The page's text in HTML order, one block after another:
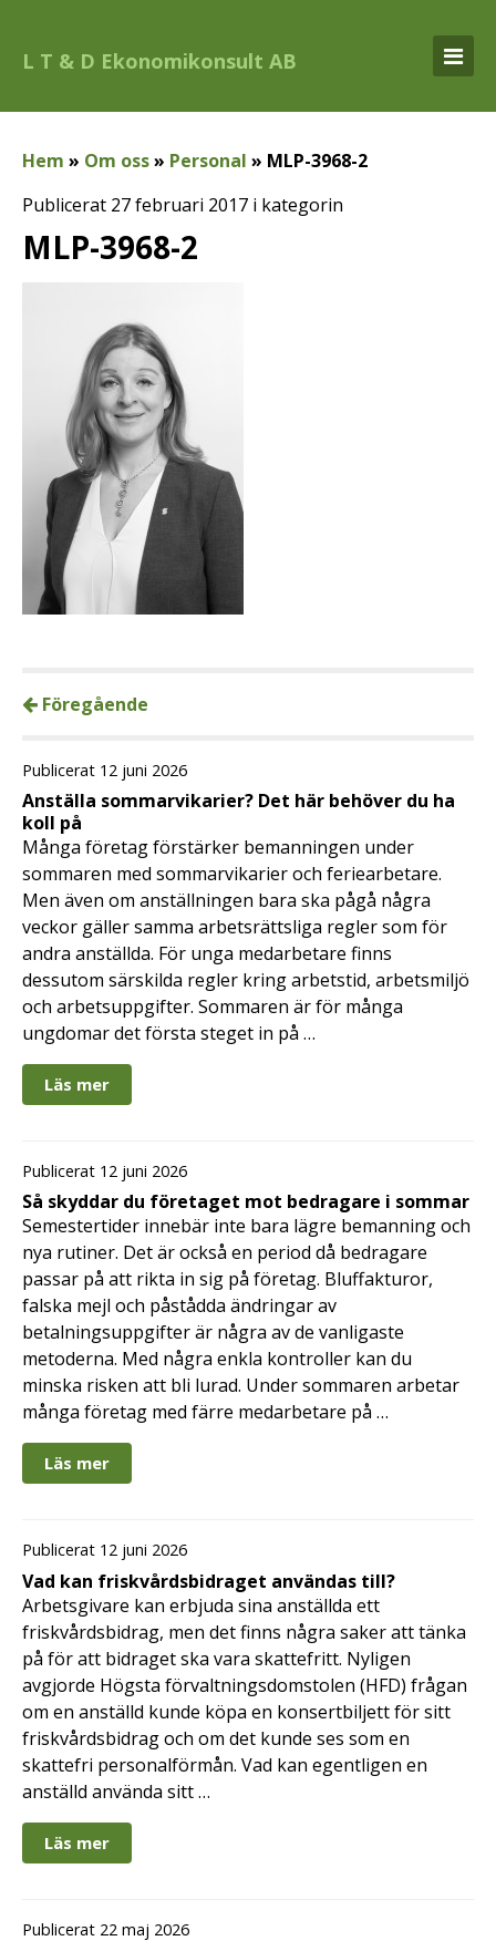
L T & D Ekonomikonsult AB
Hem » Om oss» Personal » MLP-3968-2
Publicerat 27 februari 2017 i kategorin
MLP-3968-2
Föregående
Publicerat 12 juni 2026
Anställa sommarvikarier? Det här behöver du ha
koll på
Många företag förstärker bemanningen under
sommaren med sommarvikarier och feriearbetare.
Men även om anställningen bara ska pågå några
veckor gäller samma arbetsrättsliga regler som för
andra anställda. För unga medarbetare finns
dessutom särskilda regler kring arbetstid, arbetsmiljö
och arbetsuppgifter. Sommaren är för många
ungdomar det första steget in på …
Läs mer
Publicerat 12 juni 2026
Så skyddar du företaget mot bedragare i sommar
Semestertider innebär inte bara lägre bemanning och
nya rutiner. Det är också en period då bedragare
passar på att rikta in sig på företag. Bluffakturor,
falska mejl och påstådda ändringar av
betalningsuppgifter är några av de vanligaste
metoderna. Med några enkla kontroller kan du
minska risken att bli lurad. Under sommaren arbetar
många företag med färre medarbetare på …
Läs mer
Publicerat 12 juni 2026
Vad kan friskvårdsbidraget användas till?
Arbetsgivare kan erbjuda sina anställda ett
friskvårdsbidrag, men det finns några saker att tänka
på för att bidraget ska vara skattefritt. Nyligen
avgjorde Högsta förvaltningsdomstolen (HFD) frågan
om en anställd kunde köpa en konsertbiljett för sitt
friskvårdsbidrag och om det kunde ses som en
skattefri personalförmån. Vad kan egentligen en
anställd använda sitt …
Läs mer
Publicerat 22 maj 2026